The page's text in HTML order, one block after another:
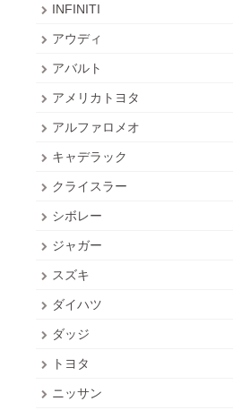
INFINITI
アウディ
アバルト
アメリカトヨタ
アルファロメオ
キャデラック
クライスラー
シボレー
ジャガー
スズキ
ダイハツ
ダッジ
トヨタ
ニッサン